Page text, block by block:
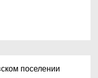
поселении